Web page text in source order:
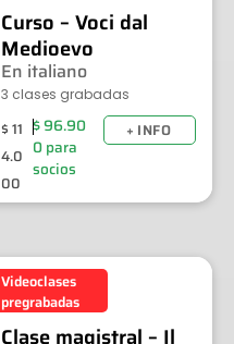
Curso – Voci dal
Medioevo
En italiano
3 clases grabadas
$11
4.0
00
$96.90
0para
socios
+ INFO
Videoclases
pregrabadas
Clase magistral – Il